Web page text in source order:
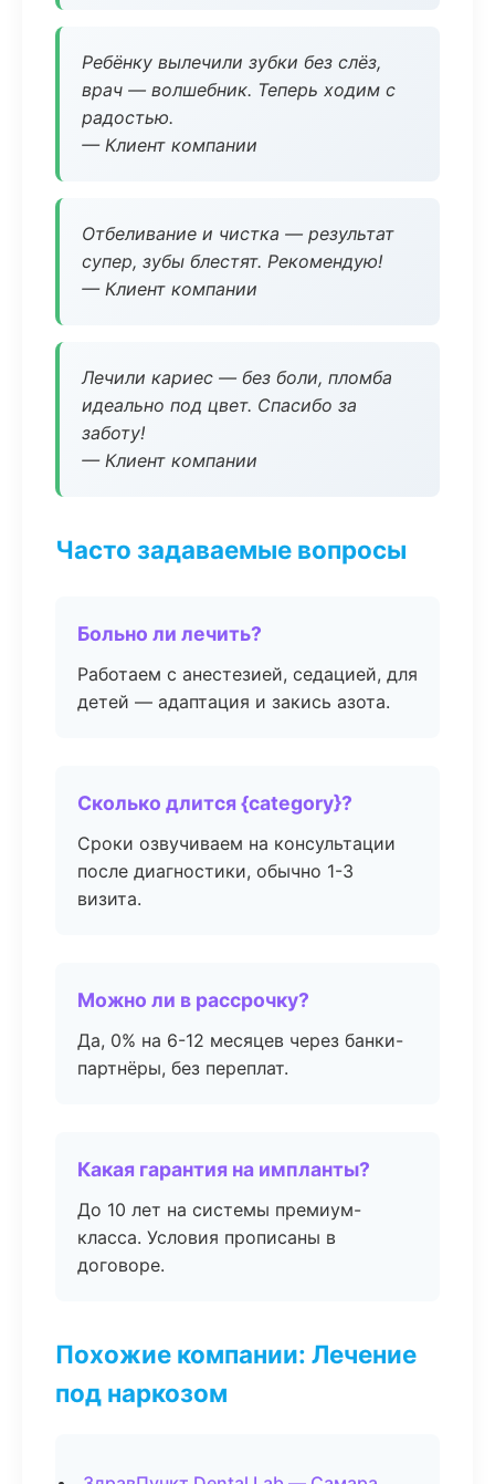
Ребёнку вылечили зубки без слёз,
врач — волшебник. Теперь ходим с
радостью.
— Клиент компании
Отбеливание и чистка — результат
супер, зубы блестят. Рекомендую!
— Клиент компании
Лечили кариес — без боли, пломба
идеально под цвет. Спасибо за
заботу!
— Клиент компании
Часто задаваемые вопросы
Больно ли лечить?
Работаем с анестезией, седацией, для
детей — адаптация и закись азота.
Сколько длится {category}?
Сроки озвучиваем на консультации
после диагностики, обычно 1-3
визита.
Можно ли в рассрочку?
Да, 0% на 6-12 месяцев через банки-
партнёры, без переплат.
Какая гарантия на импланты?
До 10 лет на системы премиум-
класса. Условия прописаны в
договоре.
Похожие компании: Лечение
под наркозом